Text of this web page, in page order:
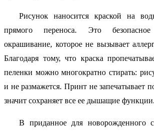
Рисунок наносится краской на
прямого переноса. Это безопасное
окрашивание, которое не вызывает
Благодаря тому, что краска
пеленки можно многократно стирать:
и не размажется. Принт не запечатывает
значит сохраняет все ее дышащие функции.
В приданное для новорожденного